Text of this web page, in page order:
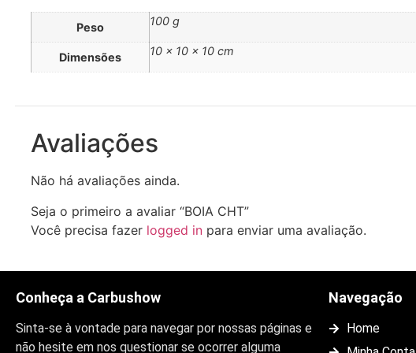
Peso 100 g
Dimensões 10 × 10 × 10 cm
Avaliações
Não há avaliações ainda.
Seja o primeiro a avaliar “BOIA CHT”
Você precisa fazer logged in para enviar uma avaliação.
Conheça a Carbushow
Sinta-se à vontade para navegar por nossas páginas e
não hesite em nos questionar se ocorrer alguma
Navegação
Home